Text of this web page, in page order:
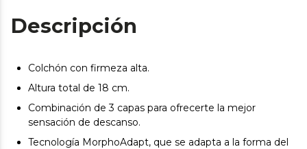
Descripción
Colchón con firmeza alta.
Altura total de 18 cm.
Combinación de 3 capas para ofrecerte la mejor
sensación de descanso.
Tecnología MorphoAdapt, que se adapta a la forma del